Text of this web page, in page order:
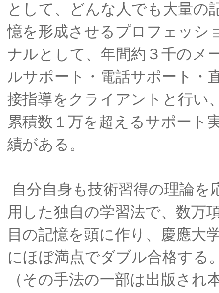
として、どんな人でも大量の
憶を形成させるプロフェッシ
ナルとして、年間約３千のメ
ルサポート・電話サポート・
接指導をクライアントと行い
累積数１万を超えるサポート
績がある。
自分自身も技術習得の理論を
用した独自の学習法で、数万
目の記憶を頭に作り、慶應大
にほぼ満点でダブル合格する
（その手法の一部は出版され